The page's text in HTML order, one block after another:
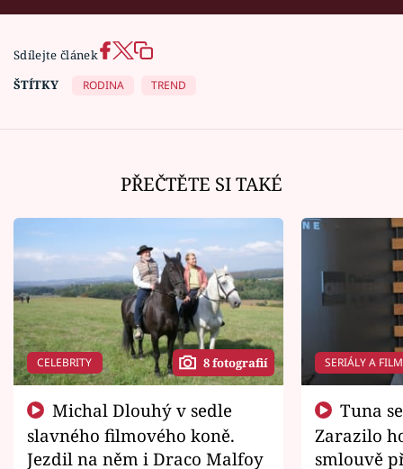
Sdílejte článek
ŠTÍTKY
RODINA TREND
PŘEČTĚTE SI TAKÉ
CELEBRITY 8 fotografií
slavného filmového koně.
Jezdil na něm i Draco Malfoy
SERIÁLY A
Zarazilo
smlouvě